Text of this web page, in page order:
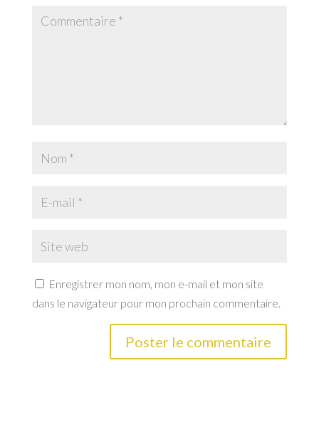
Enregistrer mon nom, mon e-mail et mon site
dans le navigateur pour mon prochain commentaire.